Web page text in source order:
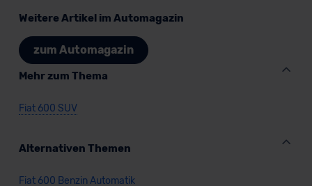
Weitere Artikel im Automagazin
zum Automagazin
Mehr zum Thema
Fiat 600 SUV
Alternativen Themen
Fiat 600 Benzin Automatik